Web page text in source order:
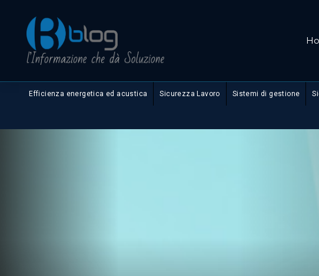
Efficienza energetica ed acustica Sicurezza Lavoro Sistemi di gestione